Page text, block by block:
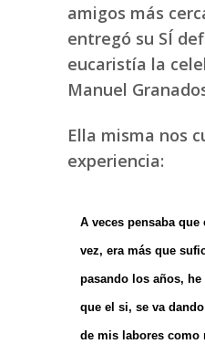
amigos más
entregó su SÍ
eucaristía la
Manuel
Ella misma nos
experiencia:
A veces pensaba
vez, era más que
pasando los años,
que el si, se va
de mis labores como